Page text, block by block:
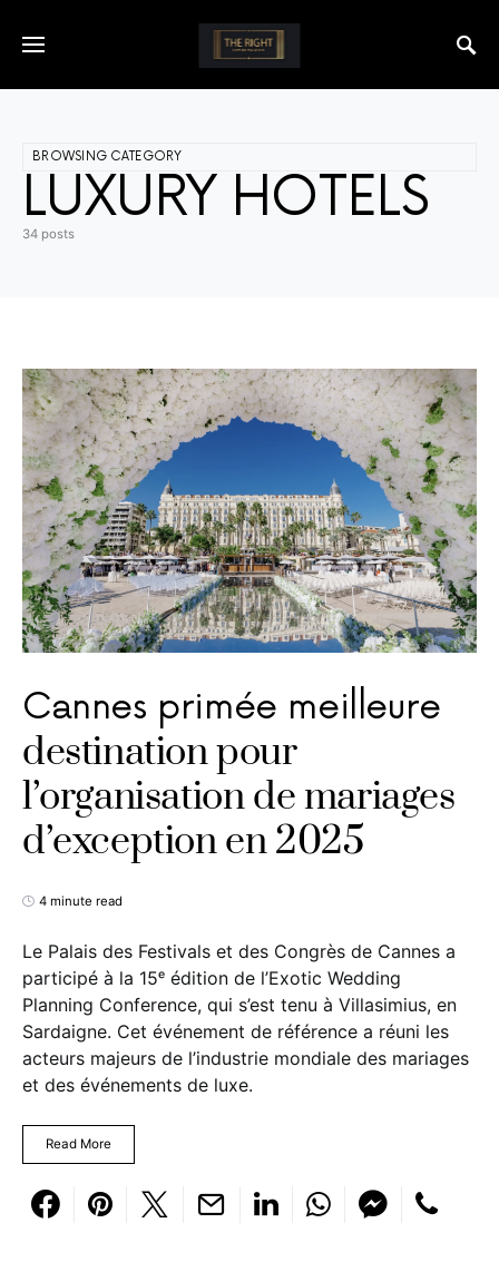
BROWSING CATEGORY
LUXURY HOTELS
34 posts
Cannes primée meilleure
destination pour
l’organisation de mariages
d’exception en 2025
4 minute read
Le Palais des Festivals et des Congrès de Cannes a
participé à la 15ᵉ édition de l’Exotic Wedding
Planning Conference, qui s’est tenu à Villasimius, en
Sardaigne. Cet événement de référence a réuni les
acteurs majeurs de l’industrie mondiale des mariages
et des événements de luxe.
Read More